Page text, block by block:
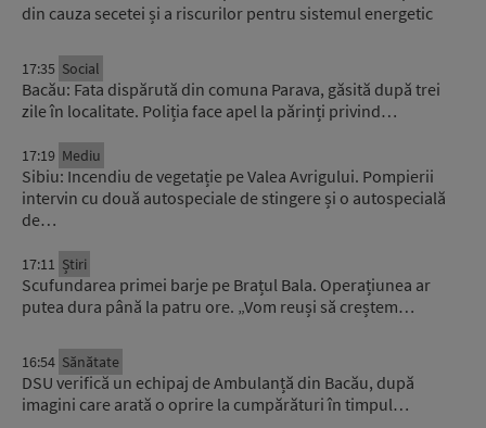
din cauza secetei și a riscurilor pentru sistemul energetic
17:35 Social
Bacău: Fata dispărută din comuna Parava, găsită după trei
zile în localitate. Poliția face apel la părinți privind…
17:19 Mediu
Sibiu: Incendiu de vegetație pe Valea Avrigului. Pompierii
intervin cu două autospeciale de stingere și o autospecială
de…
17:11 Știri
Scufundarea primei barje pe Brațul Bala. Operațiunea ar
putea dura până la patru ore. „Vom reuși să creștem…
16:54 Sănătate
DSU verifică un echipaj de Ambulanță din Bacău, după
imagini care arată o oprire la cumpărături în timpul…